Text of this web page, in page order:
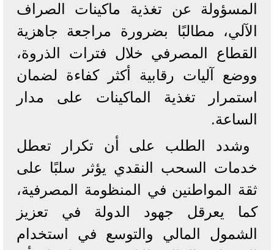
المسؤولة عن تغذية ماكينات الصراف
الآلي، مطالبًا بضرورة مراجعة جاهزية
القطاع المصرفي خلال فترات الذروة،
ووضع آليات رقابية أكثر كفاءة لضمان
استمرار تغذية الماكينات على مدار
الساعة.
وشدد الطلب على أن تكرار تعطل
خدمات السحب النقدي يؤثر سلبًا على
ثقة المواطنين في المنظومة المصرفية،
كما يعرقل جهود الدولة في تعزيز
الشمول المالي والتوسع في استخدام